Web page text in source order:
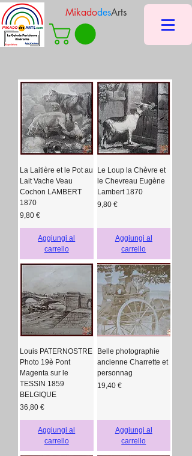
MikadodesArts
La Laitière et le Pot au
Lait Vache Veau
Cochon LAMBERT
1870
Prezzo
9,80 €
Aggiungi al
carrello
Le Loup la Chèvre et
le Chevreau Eugène
Lambert 1870
Prezzo
9,80 €
Aggiungi al
carrello
Louis PATERNOSTRE
Photo 19è Pont
Magenta sur le
TESSIN 1859
BELGIQUE
Prezzo
36,80 €
Aggiungi al
carrello
Belle photographie
ancienne Charrette et
personnag
Prezzo
19,40 €
Aggiungi al
carrello